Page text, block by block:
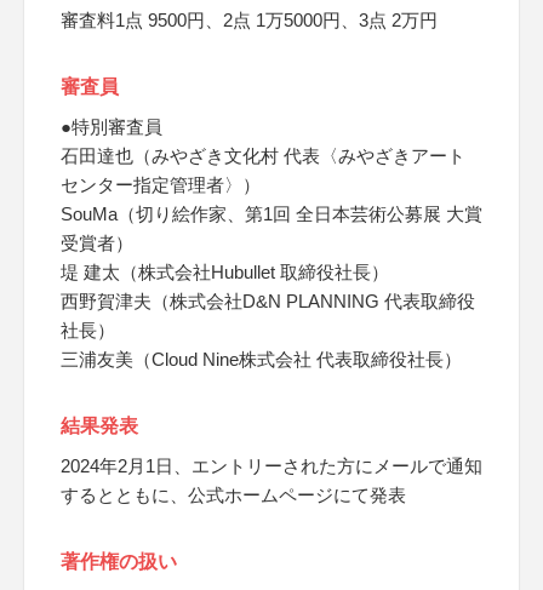
審査料1点 9500円、2点 1万5000円、3点 2万円
審査員
●特別審査員
石田達也（みやざき文化村 代表〈みやざきアート
センター指定管理者〉）
SouMa（切り絵作家、第1回 全日本芸術公募展 大賞
受賞者）
堤 建太（株式会社Hubullet 取締役社長）
西野賀津夫（株式会社D&N PLANNING 代表取締役
社長）
三浦友美（Cloud Nine株式会社 代表取締役社長）
結果発表
2024年2月1日、エントリーされた方にメールで通知
するとともに、公式ホームページにて発表
著作権の扱い